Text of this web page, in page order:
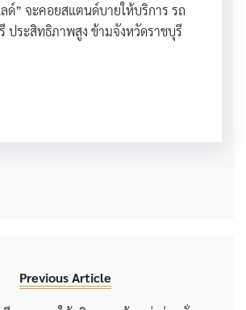
ลด์” จะคอยสแตนด์บายให้บริการ รถ
ประสิทธิภาพสูง ข้ามจังหวัดราชบุรี
Previous Article